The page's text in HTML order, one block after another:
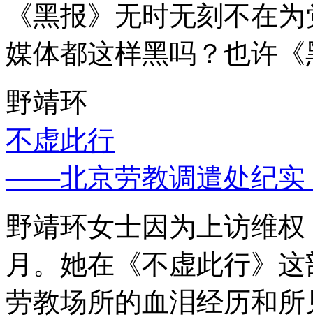
《黑报》无时无刻不在
媒体都这样黑吗？也许
野靖环
不虚此行
——北京劳教调遣处纪实
野靖环女士因为上访维
月。她在《不虚此行》
劳教场所的血泪经历和